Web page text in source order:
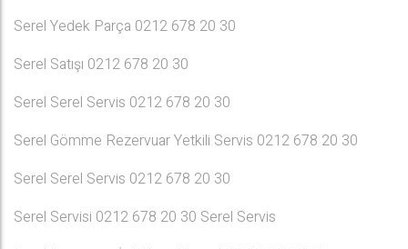
Serel Yedek Parça 0212 678 20 30
Serel Satışı 0212 678 20 30
Serel Serel Servis 0212 678 20 30
Serel Gömme Rezervuar Yetkili Servis 0212 678 20 30
Serel Serel Servis 0212 678 20 30
Serel Servisi 0212 678 20 30 Serel Servis